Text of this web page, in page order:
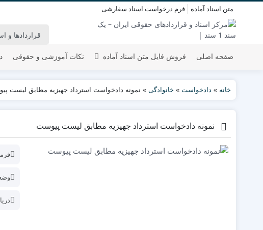
متن اسناد آماده فرم درخواست اسناد سفارشی
صفحه اصلی فروش فایل متن اسناد آماده نکات آموزشی و حقوقی
خانه » دادخواست » خانوادگی » نمونه دادخواست استرداد جهیزیه مطابق لیست
نمونه دادخواست استرداد جهیزیه مطابق لیست پیوست